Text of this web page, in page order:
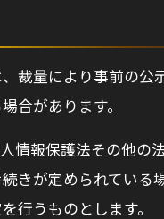
裁量により事前の公
合があります。
情報保護法その他の
きが定められている
行うものとします。